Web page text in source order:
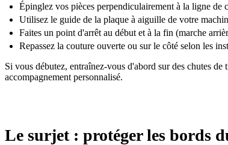
Épinglez vos pièces perpendiculairement à la ligne de
Utilisez le guide de la plaque à aiguille de votre
Faites un point d'arrêt au début et à la fin (marche
Repassez la couture ouverte ou sur le côté selon les
Si vous débutez, entraînez-vous d'abord sur des chutes
accompagnement personnalisé.
Le surjet : protéger les bords